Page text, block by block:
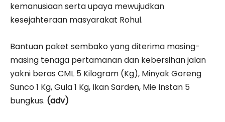
kemanusiaan serta upaya mewujudkan
kesejahteraan masyarakat Rohul.
Bantuan paket sembako yang diterima masing-
masing tenaga pertamanan dan kebersihan jalan
yakni beras CML 5 Kilogram (Kg), Minyak Goreng
Sunco 1 Kg, Gula 1 Kg, Ikan Sarden, Mie Instan 5
bungkus. (adv)